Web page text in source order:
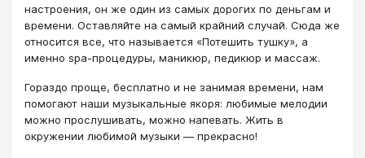
настроения, он же один из самых дорогих по деньгам и
времени. Оставляйте на самый крайний случай. Сюда же
относится все, что называется «Потешить тушку», а
именно spa-процедуры, маникюр, педикюр и массаж.
Гораздо проще, бесплатно и не занимая времени, нам
помогают наши музыкальные якоря: любимые мелодии
можно прослушивать, можно напевать. Жить в
окружении любимой музыки — прекрасно!